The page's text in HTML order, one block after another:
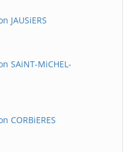
JAUSiERS
SAiNT-MiCHEL-
CORBiERES